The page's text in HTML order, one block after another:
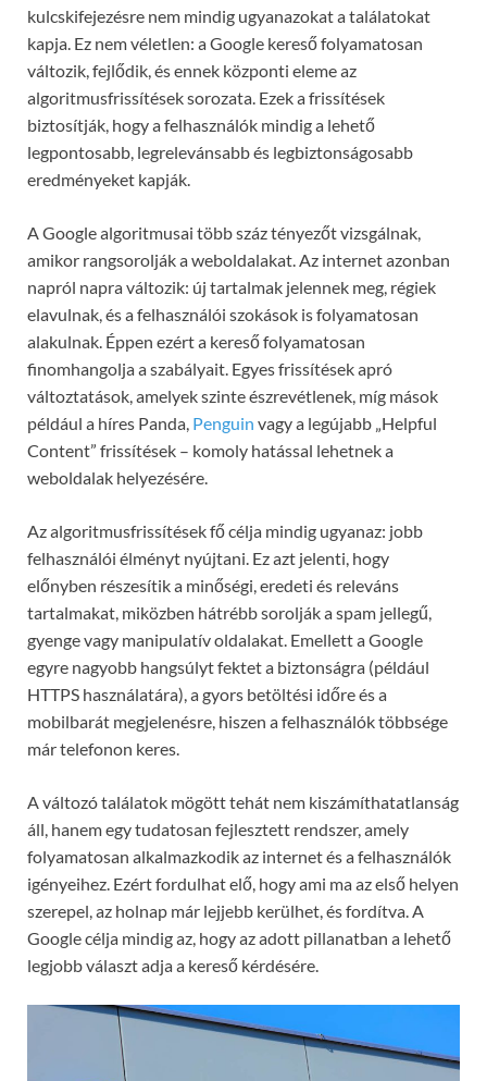
kulcskifejezésre nem mindig ugyanazokat a találatokat
kapja. Ez nem véletlen: a Google kereső folyamatosan
változik, fejlődik, és ennek központi eleme az
algoritmusfrissítések sorozata. Ezek a frissítések
biztosítják, hogy a felhasználók mindig a lehető
legpontosabb, legrelevánsabb és legbiztonságosabb
eredményeket kapják.
A Google algoritmusai több száz tényezőt vizsgálnak,
amikor rangsorolják a weboldalakat. Az internet azonban
napról napra változik: új tartalmak jelennek meg, régiek
elavulnak, és a felhasználói szokások is folyamatosan
alakulnak. Éppen ezért a kereső folyamatosan
finomhangolja a szabályait. Egyes frissítések apró
változtatások, amelyek szinte észrevétlenek, míg mások
például a híres Panda, Penguin vagy a legújabb „Helpful
Content” frissítések – komoly hatással lehetnek a
weboldalak helyezésére.
Az algoritmusfrissítések fő célja mindig ugyanaz: jobb
felhasználói élményt nyújtani. Ez azt jelenti, hogy
előnyben részesítik a minőségi, eredeti és releváns
tartalmakat, miközben hátrébb sorolják a spam jellegű,
gyenge vagy manipulatív oldalakat. Emellett a Google
egyre nagyobb hangsúlyt fektet a biztonságra (például
HTTPS használatára), a gyors betöltési időre és a
mobilbarát megjelenésre, hiszen a felhasználók többsége
már telefonon keres.
A változó találatok mögött tehát nem kiszámíthatatlanság
áll, hanem egy tudatosan fejlesztett rendszer, amely
folyamatosan alkalmazkodik az internet és a felhasználók
igényeihez. Ezért fordulhat elő, hogy ami ma az első helyen
szerepel, az holnap már lejjebb kerülhet, és fordítva. A
Google célja mindig az, hogy az adott pillanatban a lehető
legjobb választ adja a kereső kérdésére.